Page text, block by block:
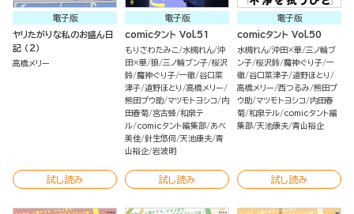
電子版
ヤリたがりな私のお盛ん日
記 （2）
高橋メリー
試し読み
電子版
comicタント Vol.51
もりさわたみこ 水槻れん 沖
田×華 狼 三ノ輪ブン子 桜沢
鈴 魔神ぐり子 一徹 谷口菜
津子 道野ほとり
高橋メリー
熊田プウ助 マツモトヨシコ
内
田春菊 宮古蜂 和泉テ
ル comicタント編集部 あべ
美佳 針生悠伺 天池康夫 青
山裕企 岩波明
試し読み
電子版
comicタント Vol.50
水槻れん 沖田×華 三ノ輪ブ
ン子 桜沢鈴 魔神ぐり子 一
徹 谷口菜津子 道野ほとり
高橋メリー 西つるみ 熊田プ
ウ助 マツモトヨシコ
内田春
菊 和泉テル comicタント編
集部 天池康夫 青山裕企
試し読み